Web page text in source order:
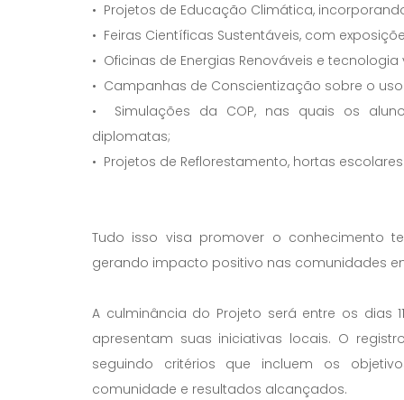
• Projetos de Educação Climática,
• Feiras Científicas Sustentáveis, com
• Oficinas de Energias Renováveis e tecnologia
• Campanhas de Conscientização sobre o
• Simulações da COP, nas quais os
diplomatas;
• Projetos de Reflorestamento, hortas
Tudo isso visa promover o conhecimento
gerando impacto positivo nas comunidades
A culminância do Projeto será entre os dias
apresentam suas iniciativas locais. O
seguindo critérios que incluem os
comunidade e resultados alcançados.